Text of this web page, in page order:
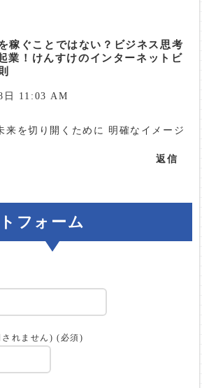
稼ぐことではない？ビジネス思考
業！けんすけのインターネットビ
日 11:03 AM
を切り開くために 明確なイメージ
返信
フォーム
されません) (必須)